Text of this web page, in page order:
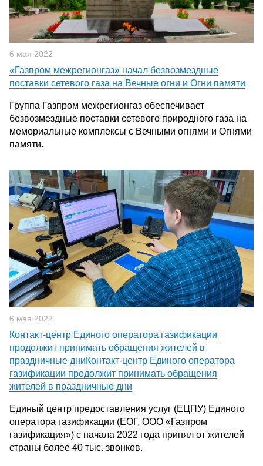
6 мая 2022
«Газпром межрегионгаз» начал безвозмездные
поставки сетевого газа на Вечные огни и Огни памяти
Группа Газпром межрегионгаз обеспечивает
безвозмездные поставки сетевого природного газа на
мемориальные комплексы с Вечными огнями и Огнями
памяти.
6 мая 2022
Контакт-центр Единого оператора газификации
продолжит принимать обращения жителей в
праздничные дниКонтакт-центр Единого оператора
газификации продолжит принимать обращения
жителей в праздничные дни
Единый центр предоставления услуг (ЕЦПУ) Единого
оператора газификации (ЕОГ, ООО «Газпром
газификация») с начала 2022 года принял от жителей
страны более 40 тыс. звонков.